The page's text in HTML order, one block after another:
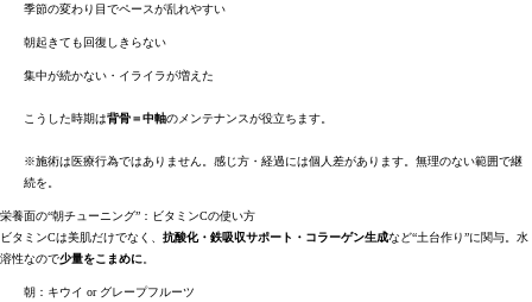
季節の変わり目でペースが乱れやすい
朝起きても回復しきらない
集中が続かない・イライラが増えた
こうした時期は背骨＝中軸のメンテナンスが役立ちます。
※施術は医療行為ではありません。感じ方・経過には個人差があります。無理のない範囲で継
続を。
栄養面の“朝チューニング”：ビタミンCの使い方
ビタミンCは美肌だけでなく、 抗酸化・鉄吸収サポート・コラーゲン生成など“土台作り”に関与。水
溶性なので少量をこまめに。
朝：キウイ or グレープフルーツ